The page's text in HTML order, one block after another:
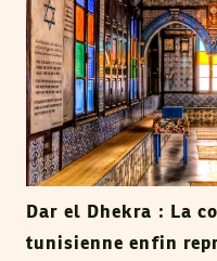
Dar el Dhekra : La
tunisienne enfin